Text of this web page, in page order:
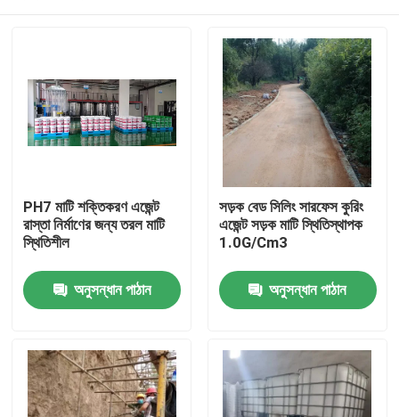
পণ্য
আমাদের সম্পর্কে
PH7 মাটি শক্তিকরণ এজেন্ট
রাস্তা নির্মাণের জন্য তরল মাটি
স্থিতিশীল
অনুসন্ধান পাঠান
সড়ক বেড সিলিং সারফেস কুরিং
এজেন্ট সড়ক মাটি স্থিতিস্থাপক
1.0G/Cm3
অনুসন্ধান পাঠান